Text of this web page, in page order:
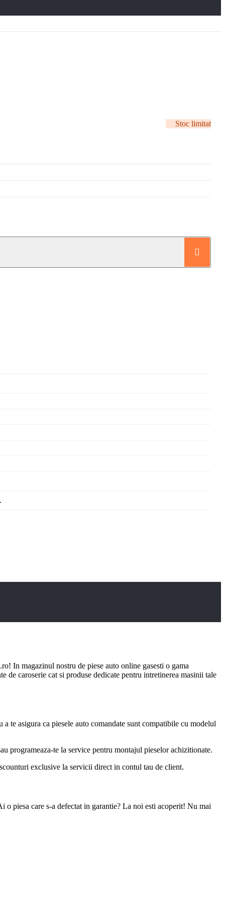
Stoc limitat
In magazinul nostru de piese auto online gasesti o gama
caroserie cat si produse dedicate pentru intretinerea masinii tale
te asigura ca piesele auto comandate sunt compatibile cu modelul
programeaza-te la service pentru montajul pieselor achizitionate.
exclusive la servicii direct in contul tau de client.
piesa care s-a defectat in garantie? La noi esti acoperit! Nu mai